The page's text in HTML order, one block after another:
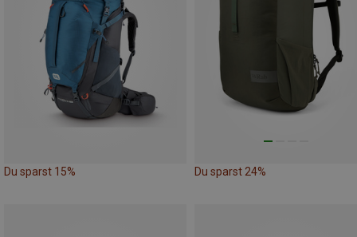
Du sparst 15% Du sparst 24%